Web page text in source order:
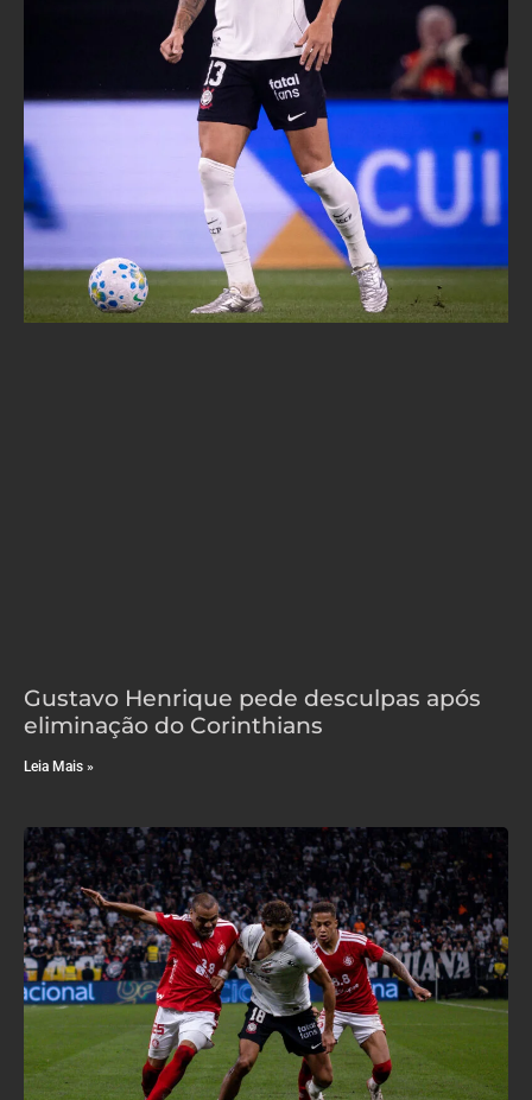
Gustavo Henrique pede desculpas após
eliminação do Corinthians
Leia Mais »